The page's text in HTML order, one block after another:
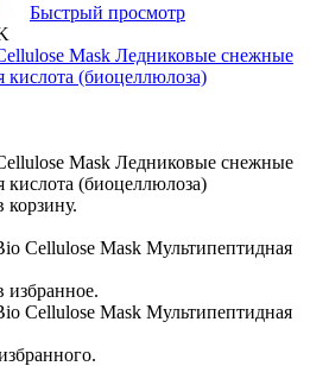
Быстрый просмотр
Mask Ледниковые снежные
кислота (биоцеллюлоза)
Mask Ледниковые снежные
кислота (биоцеллюлоза)
корзину.
Cellulose Mask Мультипептидная
избранное.
Cellulose Mask Мультипептидная